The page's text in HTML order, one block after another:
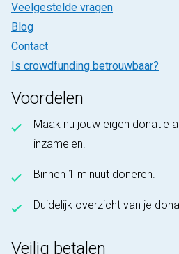
Veelgestelde vragen
Blog
Contact
Is crowdfunding betrouwbaar?
Voordelen
Maak nu jouw eigen donatie
inzamelen.
Binnen 1 minuut doneren.
Duidelijk overzicht van je
Veilig betalen